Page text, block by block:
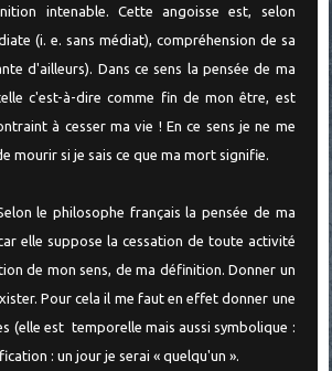
intenable. Cette angoisse est, selon
(i. e. sans médiat), compréhension de sa
d'ailleurs). Dans ce sens la pensée de ma
c'est-à-dire comme fin de mon être, est
à cesser ma vie ! En ce sens je ne me
mourir si je sais ce que ma mort signifie.
le philosophe français la pensée de ma
elle suppose la cessation de toute activité
de mon sens, de ma définition. Donner un
Pour cela il me faut en effet donner une
(elle est temporelle mais aussi symbolique :
: un jour je serai « quelqu'un ».